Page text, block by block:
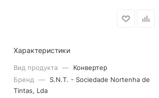
Характеристики
Вид продукта —
Конвертер
Бренд
—
S.N.T. - Sociedade Nortenha de
Tintas, Lda